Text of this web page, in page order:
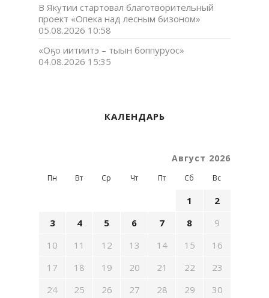
В Якутии стартовал благотворительный
проект «Опека над лесным бизоном»
05.08.2026 10:58
«Оҕо иитиитэ – тыын боппуруос»
04.08.2026 15:35
КАЛЕНДАРЬ
Август 2026
Пн Вт Ср Чт Пт Сб Вс
1
2
3
4 5 6 7 8
9
10
11 12 13 14 15
16
17
18 19 20 21 22
23
24
25 26 27 28 29
30